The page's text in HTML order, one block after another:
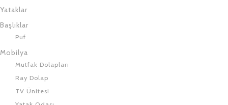
Yataklar
Başlıklar
Puf
Mobilya
Mutfak Dolapları
Ray Dolap
TV Ünitesi